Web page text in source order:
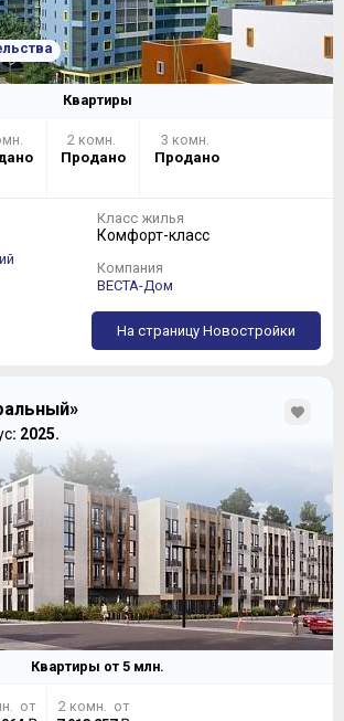
на «комфортные» двухкомнатные
же, в Комплексе их крайне мало – 28,
их в категорию дефицитного
Квартиры
2 комн.
Продано
3 комн.
Продано
Класс жилья
Комфорт-класс
Компания
ВЕСТА-Дом
На страницу Новостройки
: 2025.
Квартиры от 5млн.
от
2 комн. от